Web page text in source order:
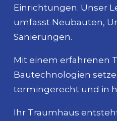
Einrichtungen. Unser
umfasst Neubauten,
Sanierungen.
Mit einem erfahrenen
Bautechnologien
termingerecht und in
Ihr Traumhaus